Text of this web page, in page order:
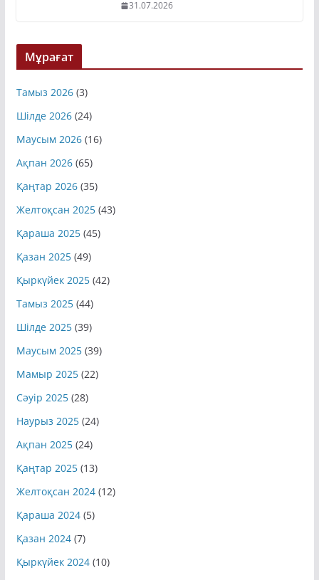
Мұрағат
Тамыз 2026 (3)
Шілде 2026 (24)
Маусым 2026 (16)
Ақпан 2026 (65)
Қаңтар 2026 (35)
Желтоқсан 2025 (43)
Қараша 2025 (45)
Қазан 2025 (49)
Қыркүйек 2025 (42)
Тамыз 2025 (44)
Шілде 2025 (39)
Маусым 2025 (39)
Мамыр 2025 (22)
Сәуір 2025 (28)
Наурыз 2025 (24)
Ақпан 2025 (24)
Қаңтар 2025 (13)
Желтоқсан 2024 (12)
Қараша 2024 (5)
Қазан 2024 (7)
Қыркүйек 2024 (10)